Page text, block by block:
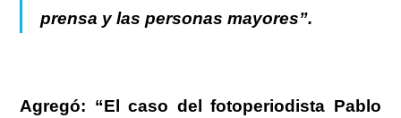
prensa y las personas mayores”.
Agregó: “El caso del fotoperiodista Pablo